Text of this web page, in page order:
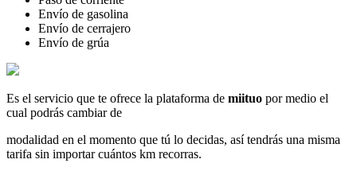
Envío de gasolina
Envío de cerrajero
Envío de grúa
Es el servicio que te ofrece la plataforma de miituo por medio el
cual podrás cambiar de
modalidad en el momento que tú lo decidas, así tendrás una misma
tarifa sin importar cuántos km recorras.